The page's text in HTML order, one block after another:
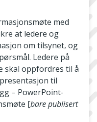
med
at ledere og
om tilsynet, og
Ledere på
skal oppfordres til å
til
– PowerPoint-
[bare publisert